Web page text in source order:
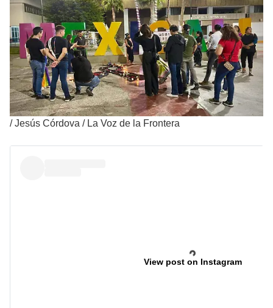
/Jesús Córdova / La Voz de la Frontera
View post on Instagram